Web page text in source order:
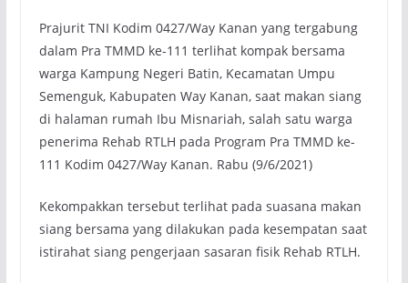
Prajurit TNI Kodim 0427/Way Kanan yang tergabung
dalam Pra TMMD ke-111 terlihat kompak bersama
warga Kampung Negeri Batin, Kecamatan Umpu
Semenguk, Kabupaten Way Kanan, saat makan siang
di halaman rumah Ibu Misnariah, salah satu warga
penerima Rehab RTLH pada Program Pra TMMD ke-
111 Kodim 0427/Way Kanan. Rabu (9/6/2021)
Kekompakkan tersebut terlihat pada suasana makan
siang bersama yang dilakukan pada kesempatan saat
istirahat siang pengerjaan sasaran fisik Rehab RTLH.